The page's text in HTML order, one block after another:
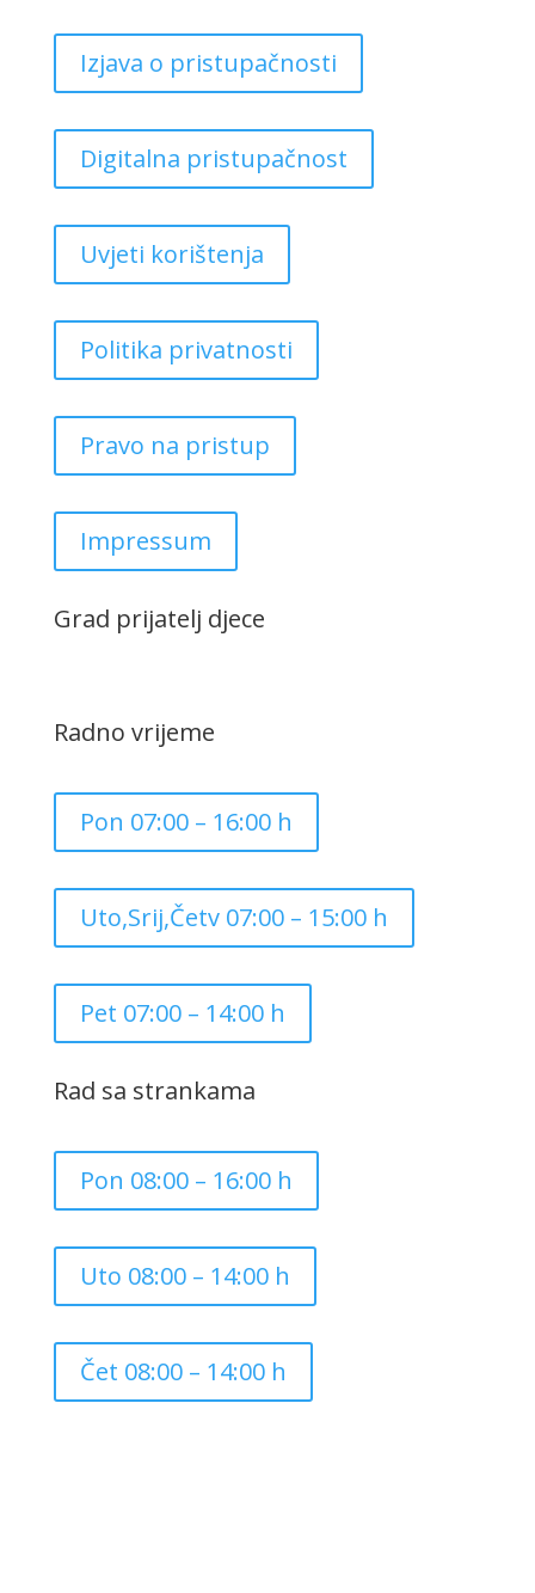
Izjava o pristupačnosti
Digitalna pristupačnost
Uvjeti korištenja
Politika privatnosti
Pravo na pristup
Impressum
Grad prijatelj djece
Radno vrijeme
Pon 07:00 – 16:00 h
Uto,Srij,Četv 07:00 – 15:00 h
Pet 07:00 – 14:00 h
Rad sa strankama
Pon 08:00 – 16:00 h
Uto 08:00 – 14:00 h
Čet 08:00 – 14:00 h